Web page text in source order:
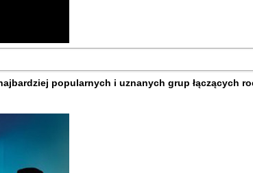
popularnych i uznanych grup łączących